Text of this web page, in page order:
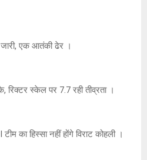
एक आतंकी ढेर ।
स्केल पर 7.7 रही तीव्रता ।
का हिस्सा नहीं होंगे विराट कोहली ।